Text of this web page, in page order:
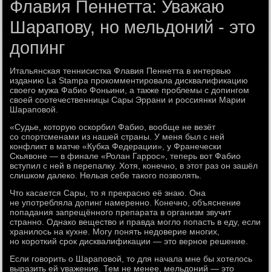
Флавия Пеннетта: Уважаю
Шарапову, но мельдоний - это
допинг
Итальянская теннисистка Флавия Пеннетта в интервью
изданию La Stampa прокомментировала дисквалификацию
своего мужа Фабио Фоньини, а также проблемы с допингом
своей соотечественницы Сары Эррани и россиянки Марии
Шараповой.
«Судье, которую оскорбил Фабио, вообще не везёт
со спортсменами из нашей страны. У меня был с ней
конфликт в матче «Кубка Федерации», у Франечески
Скьявоне — в финале «Ролан Гаррос», теперь вот Фабио
вступил с ней в перепалку. Хотя, конечно, в этот раз он зашёл
слишком далеко. Нельзя себе такого позволять.
Что касается Сары, то я прекрасно её знаю. Она
не употребляла допинг намеренно. Конечно, объяснение
попадания запрещённого препарата в организм звучит
странно. Однако вещество и правда могло попасть в еду, если
хранилось на кухне. Могу понять недоверие многих,
но короткий срок дисквалификации — это верное решение.
Если говорить о Шараповой, то для начала мне бы хотелось
выразить ей уважение. Тем не менее, мельдоний — это